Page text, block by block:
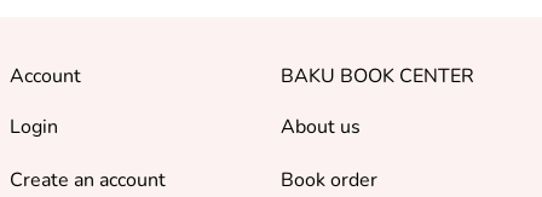
Account
Login
Create an account
BAKU BOOK CENTER
About us
Book order